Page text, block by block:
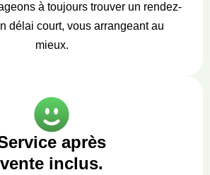
à toujours trouver un rendez-
délai court, vous arrangeant au
mieux.
après
vente inclus.